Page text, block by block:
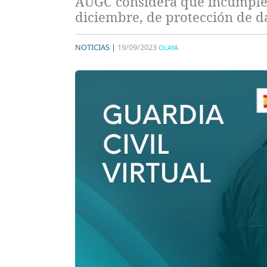
diciembre, de protección de
NOTICIAS | 19/09/2023 OLAYA